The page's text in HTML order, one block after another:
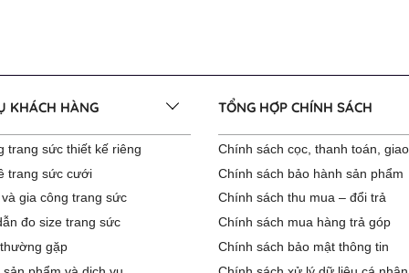
KHÁCH HÀNG
trang sức thiết kế riêng
trang sức cưới
gia công trang sức
đo size trang sức
gặp
TỔNG HỢP CHÍNH SÁCH
Chính sách cọc, thanh toán,
Chính sách bảo hành sản phẩm
Chính sách thu mua – đổi trả
Chính sách mua hàng trả góp
Chính sách bảo mật thông tin